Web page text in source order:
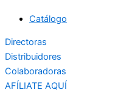
Catálogo
Directoras
Distribuidores
Colaboradoras
AFÍLIATE AQUÍ